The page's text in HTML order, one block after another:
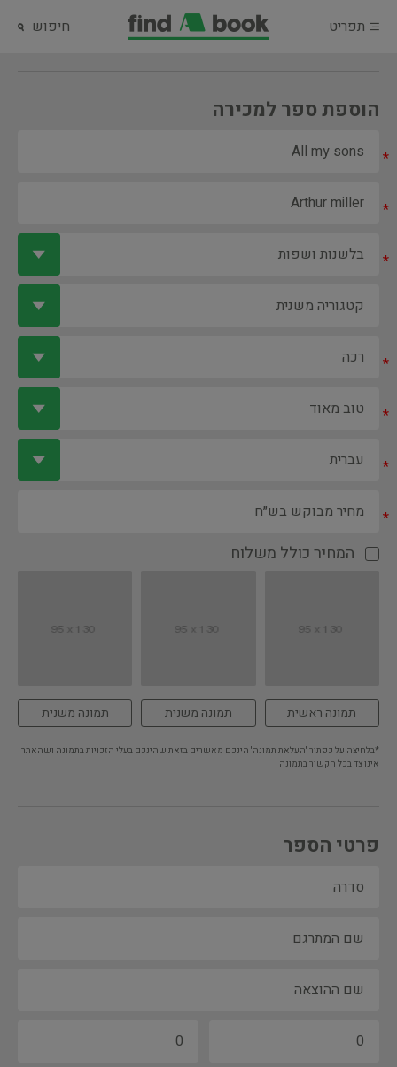
תפריט חיפוש
הוספת ספר למכירה
*
*
*
*
*
*
*
המחיר כולל משלוח
תמונה ראשית תמונה משנית תמונה משנית
*בלחיצה על כפתור 'העלאת תמונה' הינכם מאשרים בזאת שהינכם בעלי הזכויות בתמונה ושהאתר
אינו צד בכל הקשור בתמונה
פרטי הספר